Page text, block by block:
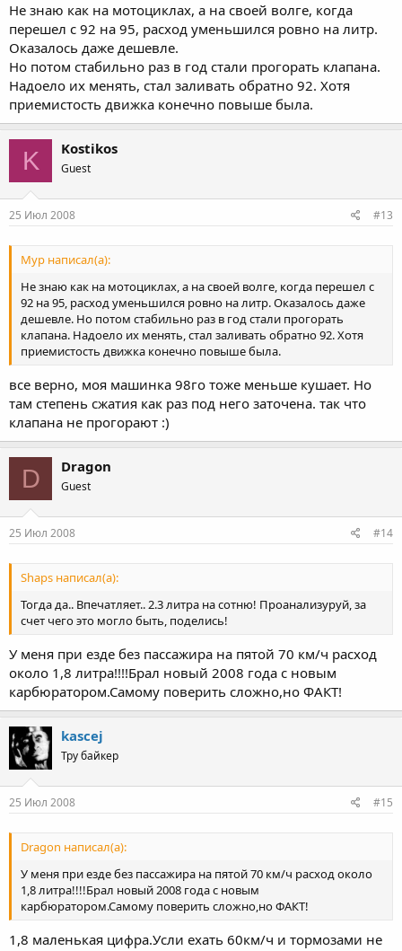
Не знаю как на мотоциклах, а на своей волге, когда
перешел с 92 на 95, расход уменьшился ровно на литр.
Оказалось даже дешевле.
Но потом стабильно раз в год стали прогорать клапана.
Надоело их менять, стал заливать обратно 92. Хотя
приемистость движка конечно повыше была.
K Kostikos
Guest
25 Июл 2008 #13
Мур написал(а):
Не знаю как на мотоциклах, а на своей волге, когда перешел с
92 на 95, расход уменьшился ровно на литр. Оказалось даже
дешевле. Но потом стабильно раз в год стали прогорать
клапана. Надоело их менять, стал заливать обратно 92. Хотя
приемистость движка конечно повыше была.
все верно, моя машинка 98го тоже меньше кушает. Но
там степень сжатия как раз под него заточена. так что
клапана не прогорают :)
D Dragon
Guest
25 Июл 2008 #14
Shaps написал(а):
Тогда да.. Впечатляет.. 2.3 литра на сотню! Проанализуруй, за
счет чего это могло быть, поделись!
У меня при езде без пассажира на пятой 70 км/ч расход
около 1,8 литра!!!!Брал новый 2008 года с новым
карбюратором.Самому поверить сложно,но ФАКТ!
kascej
Тру байкер
25 Июл 2008 #15
Dragon написал(а):
У меня при езде без пассажира на пятой 70 км/ч расход около
1,8 литра!!!!Брал новый 2008 года с новым
карбюратором.Самому поверить сложно,но ФАКТ!
1,8 маленькая цифра.Усли ехать 60км/ч и тормозами не